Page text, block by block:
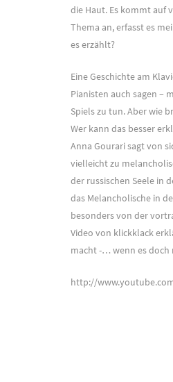
die Haut. Es kommt auf
Thema an, erfasst es
es erzählt?
Eine Geschichte am
Pianisten auch sagen –
Spiels zu tun. Aber wie
Wer kann das besser
Anna Gourari sagt von
vielleicht zu
der russischen Seele in
das Melancholische in
besonders von der
Video von klickklack
macht -… wenn es doch
http://